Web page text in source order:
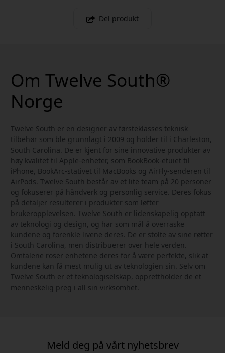
Del produkt
Om Twelve South®
Norge
Twelve South er en designer av førsteklasses teknisk
tilbehør som ble grunnlagt i 2009 og holder til i Charleston,
South Carolina. De er kjent for sine innovative produkter av
høy kvalitet til Apple-enheter, som BookBook-etuiet til
iPhone, BookArc-stativet til MacBooks og AirFly-senderen til
AirPods. Twelve South består av et lite team på 20 personer
og fokuserer på håndverk og personlig service. Deres fokus
på detaljer resulterer i produkter som løfter
brukeropplevelsen. Twelve South er lidenskapelig opptatt
av teknologi og design, og har som mål å overraske
kundene og forenkle livene deres. De er stolte av sine røtter
i South Carolina, men distribuerer over hele verden.
Omtalene roser enhetene deres for å være perfekte, slik at
kundene kan få mest mulig ut av teknologien sin. Selv om
Twelve South er et teknologiselskap, opprettholder de et
menneskelig preg i all sin virksomhet.
Meld deg på vårt nyhetsbrev